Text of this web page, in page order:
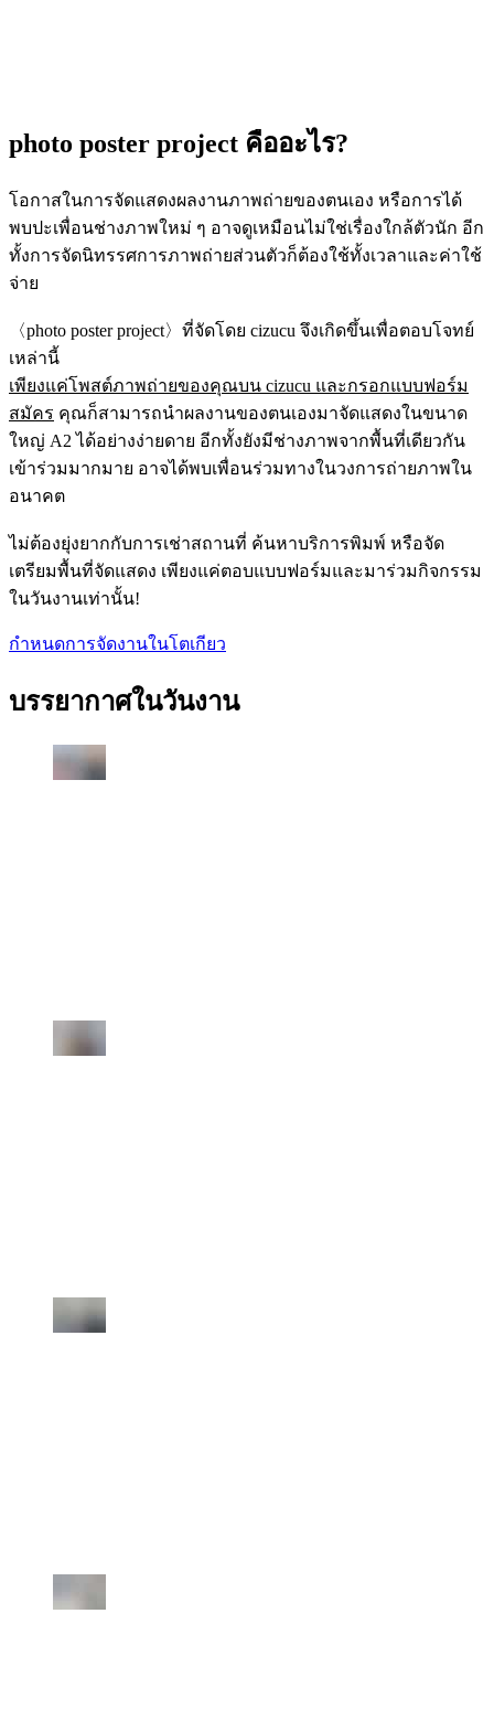
photo poster project คืออะไร?
โอกาสในการจัดแสดงผลงานภาพถ่ายของตนเอง หรือการได้
พบปะเพื่อนช่างภาพใหม่ ๆ อาจดูเหมือนไม่ใช่เรื่องใกล้ตัวนัก อีก
ทั้งการจัดนิทรรศการภาพถ่ายส่วนตัวก็ต้องใช้ทั้งเวลาและค่าใช้
จ่าย
〈photo poster project〉ที่จัดโดย cizucu จึงเกิดขึ้นเพื่อตอบโจทย์
เหล่านี้
เพียงแค่โพสต์ภาพถ่ายของคุณบน cizucu และกรอกแบบฟอร์ม
สมัคร คุณก็สามารถนำผลงานของตนเองมาจัดแสดงในขนาด
ใหญ่ A2 ได้อย่างง่ายดาย อีกทั้งยังมีช่างภาพจากพื้นที่เดียวกัน
เข้าร่วมมากมาย อาจได้พบเพื่อนร่วมทางในวงการถ่ายภาพใน
อนาคต
ไม่ต้องยุ่งยากกับการเช่าสถานที่ ค้นหาบริการพิมพ์ หรือจัด
เตรียมพื้นที่จัดแสดง เพียงแค่ตอบแบบฟอร์มและมาร่วมกิจกรรม
ในวันงานเท่านั้น!
กำหนดการจัดงานในโตเกียว
บรรยากาศในวันงาน